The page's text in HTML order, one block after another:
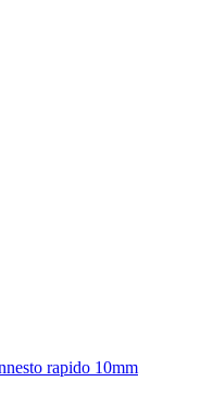
rapido 10mm